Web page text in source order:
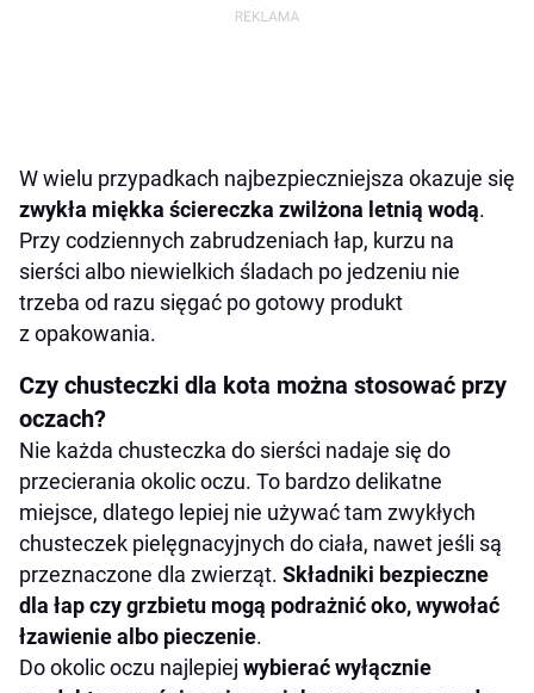
W wielu przypadkach najbezpieczniejsza okazuje się
zwykła miękka ściereczka zwilżona letnią wodą.
Przy codziennych zabrudzeniach łap, kurzu na
sierści albo niewielkich śladach po jedzeniu nie
trzeba od razu sięgać po gotowy produkt
z opakowania.
Czy chusteczki dla kota można stosować przy
oczach?
Nie każda chusteczka do sierści nadaje się do
przecierania okolic oczu. To bardzo delikatne
miejsce, dlatego lepiej nie używać tam zwykłych
chusteczek pielęgnacyjnych do ciała, nawet jeśli są
przeznaczone dla zwierząt. Składniki bezpieczne
dla łap czy grzbietu mogą podrażnić oko, wywołać
łzawienie albo pieczenie.
Do okolic oczu najlepiej wybierać wyłącznie